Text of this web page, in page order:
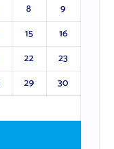
8
9
15
16
22
23
29
30